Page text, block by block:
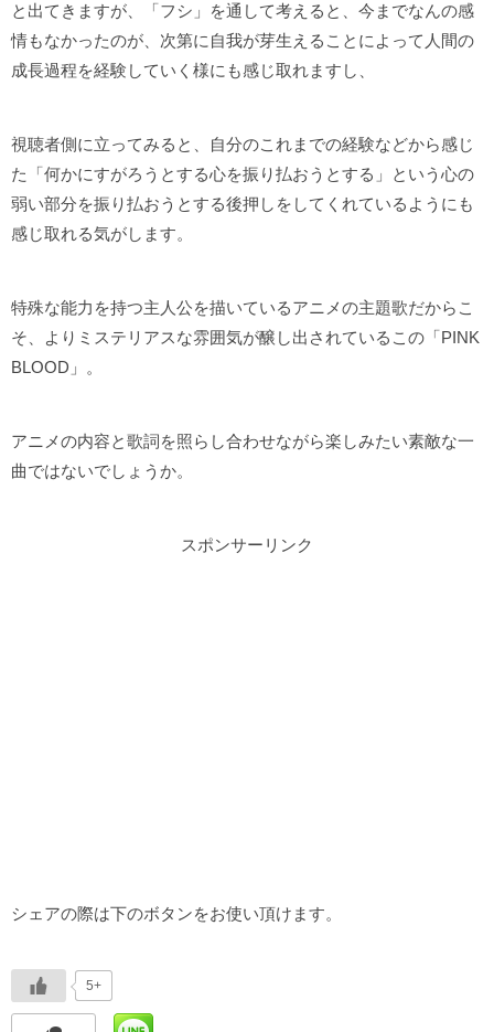
と出てきますが、「フシ」を通して考えると、今までなんの感
情もなかったのが、次第に自我が芽生えることによって人間の
成長過程を経験していく様にも感じ取れますし、
視聴者側に立ってみると、自分のこれまでの経験などから感じ
た「何かにすがろうとする心を振り払おうとする」という心の
弱い部分を振り払おうとする後押しをしてくれているようにも
感じ取れる気がします。
特殊な能力を持つ主人公を描いているアニメの主題歌だからこ
そ、よりミステリアスな雰囲気が醸し出されているこの「PINK
BLOOD」。
アニメの内容と歌詞を照らし合わせながら楽しみたい素敵な一
曲ではないでしょうか。
スポンサーリンク
シェアの際は下のボタンをお使い頂けます。
5+